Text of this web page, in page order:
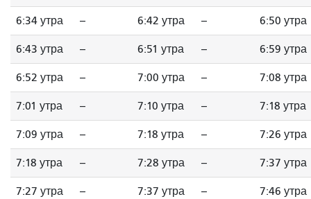
6:34 утра -- 6:42 утра -- 6:50 утра
6:43 утра -- 6:51 утра -- 6:59 утра
6:52 утра -- 7:00 утра -- 7:08 утра
7:01 утра -- 7:10 утра -- 7:18 утра
7:09 утра -- 7:18 утра -- 7:26 утра
7:18 утра -- 7:28 утра -- 7:37 утра
7:27 утра -- 7:37 утра -- 7:46 утра